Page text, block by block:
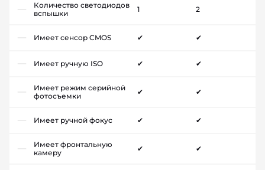
Количество светодиодов
вспышки
1 2
Имеет сенсор CMOS ✔ ✔
Имеет ручную ISO ✔ ✔
Имеет режим серийной
фотосъемки
✔ ✔
Имеет ручной фокус ✔ ✔
Имеет фронтальную
камеру
✔ ✔